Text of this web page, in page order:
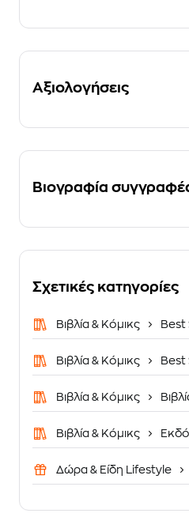
Αξιολογήσεις
Βιογραφία
Σχετικές κατηγορίες
Βιβλία & Κόμικς Best
Βιβλία & Κόμικς Best
Βιβλία & Κόμικς
Βιβλία & Κόμικς
Δώρα & Είδη Lifestyle